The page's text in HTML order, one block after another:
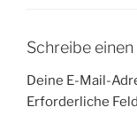
Schreibe
Deine E-Mail-
Erforderliche